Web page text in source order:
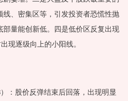
、密集区等，引发投资者恐慌性抛
量能创新低。四是低价区反复出现
现逐级向上的小阳线。
：股价反弹结束后回落，出现明显